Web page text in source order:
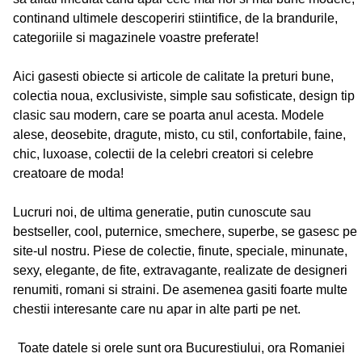
continand ultimele descoperiri stiintifice, de la brandurile,
categoriile si magazinele voastre preferate!
Aici gasesti obiecte si articole de calitate la preturi bune,
colectia noua, exclusiviste, simple sau sofisticate, design tip
clasic sau modern, care se poarta anul acesta. Modele
alese, deosebite, dragute, misto, cu stil, confortabile, faine,
chic, luxoase, colectii de la celebri creatori si celebre
creatoare de moda!
Lucruri noi, de ultima generatie, putin cunoscute sau
bestseller, cool, puternice, smechere, superbe, se gasesc pe
site-ul nostru. Piese de colectie, finute, speciale, minunate,
sexy, elegante, de fite, extravagante, realizate de designeri
renumiti, romani si straini. De asemenea gasiti foarte multe
chestii interesante care nu apar in alte parti pe net.
Toate datele si orele sunt ora Bucurestiului, ora Romaniei